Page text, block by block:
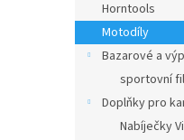
Horntools
Motodíly
Bazarové a
sportovní
Doplňky pro
Nabíječky